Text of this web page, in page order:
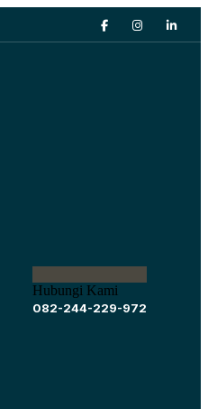
Hubungi Kami
082-244-229-972